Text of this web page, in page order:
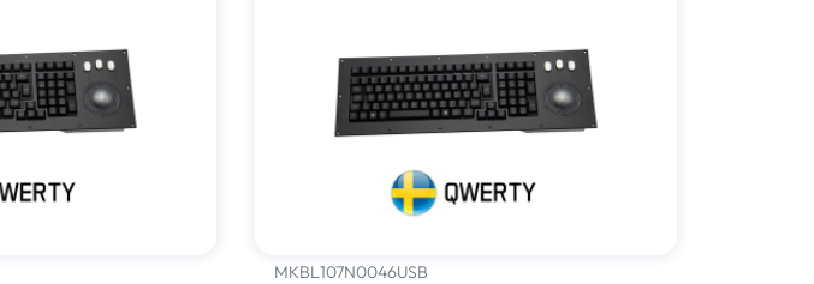
MKBL107N0046USB